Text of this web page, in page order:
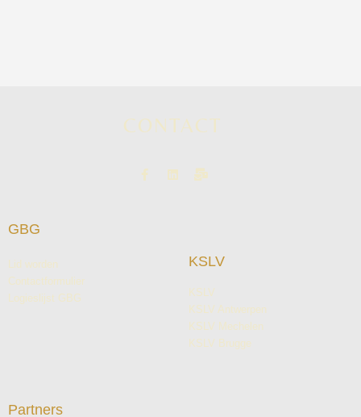
CONTACT
GBG
Lid worden
Contactformulier
Logieslijst GBG
KSLV
KSLV
KSLV Antwerpen
KSLV Mechelen
KSLV Brugge
Partners